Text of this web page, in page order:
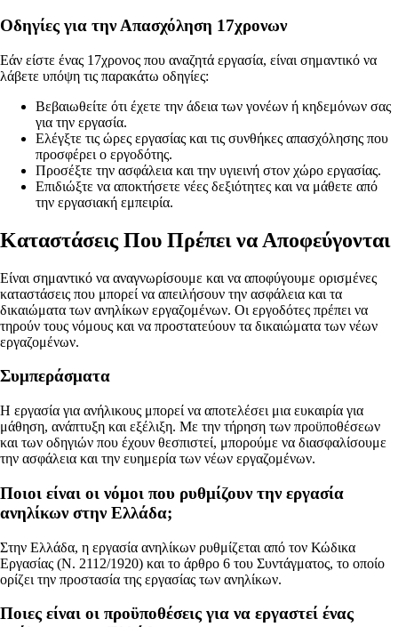
Οδηγίες για την Απασχόληση 17χρονων
Εάν είστε ένας 17χρονος που αναζητά εργασία, είναι σημαντικό να
λάβετε υπόψη τις παρακάτω οδηγίες:
Βεβαιωθείτε ότι έχετε την άδεια των γονέων ή κηδεμόνων σας
για την εργασία.
Ελέγξτε τις ώρες εργασίας και τις συνθήκες απασχόλησης που
προσφέρει ο εργοδότης.
Προσέξτε την ασφάλεια και την υγιεινή στον χώρο εργασίας.
Επιδιώξτε να αποκτήσετε νέες δεξιότητες και να μάθετε από
την εργασιακή εμπειρία.
Καταστάσεις Που Πρέπει να Αποφεύγονται
Είναι σημαντικό να αναγνωρίσουμε και να αποφύγουμε ορισμένες
καταστάσεις που μπορεί να απειλήσουν την ασφάλεια και τα
δικαιώματα των ανηλίκων εργαζομένων. Οι εργοδότες πρέπει να
τηρούν τους νόμους και να προστατεύουν τα δικαιώματα των νέων
εργαζομένων.
Συμπεράσματα
Η εργασία για ανήλικους μπορεί να αποτελέσει μια ευκαιρία για
μάθηση, ανάπτυξη και εξέλιξη. Με την τήρηση των προϋποθέσεων
και των οδηγιών που έχουν θεσπιστεί, μπορούμε να διασφαλίσουμε
την ασφάλεια και την ευημερία των νέων εργαζομένων.
Ποιοι είναι οι νόμοι που ρυθμίζουν την εργασία
ανηλίκων στην Ελλάδα;
Στην Ελλάδα, η εργασία ανηλίκων ρυθμίζεται από τον Κώδικα
Εργασίας (Ν. 2112/1920) και το άρθρο 6 του Συντάγματος, το οποίο
ορίζει την προστασία της εργασίας των ανηλίκων.
Ποιες είναι οι προϋποθέσεις για να εργαστεί ένας